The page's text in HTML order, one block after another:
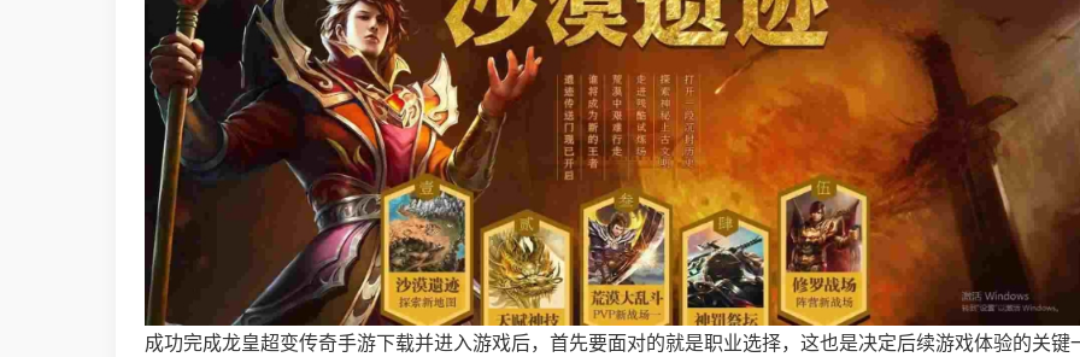
成功完成龙皇超变传奇手游下载并进入游戏后，首先要面对的就是职业选择，这也是决定后续游戏体验的关键